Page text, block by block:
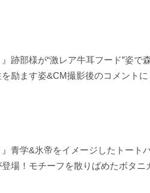
跡部様が“激レア牛耳フード”姿で
励ます姿&CM撮影後のコメントに
青学&氷帝をイメージしたトート
場！モチーフを散りばめたボタニ